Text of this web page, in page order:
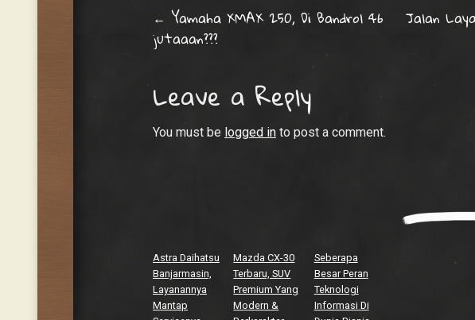
Post navigation
← Yamaha XMAX 250, Di Bandrol 46
jutaaan???
Jalan
Leave a Reply
You must be logged in to post a comment.
Astra Daihatsu
Banjarmasin,
Layanannya
Mantap
Mazda CX-30
Terbaru, SUV
Premium Yang
Modern &
Seberapa
Besar Peran
Teknologi
Informasi Di